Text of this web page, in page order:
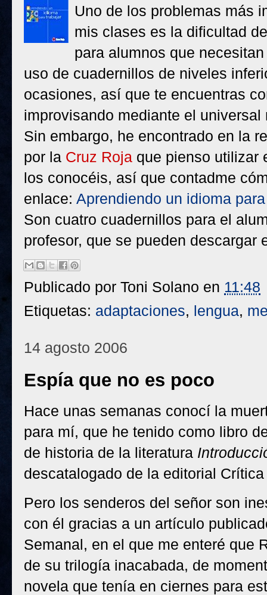
Uno de los problemas más
mis clases es la dificultad
para alumnos que
uso de cuadernillos de niveles
ocasiones, así que te encuentras
improvisando mediante el universal
Sin embargo, he encontrado en la
por la Cruz Roja que pienso utilizar
los conocéis, así que contadme
enlace: Aprendiendo un idioma
Son cuatro cuadernillos para el
profesor, que se pueden descargar
Publicado por Toni Solano en 11:48
Etiquetas: adaptaciones, lengua,
14 agosto 2006
Espía que no es poco
Hace unas semanas conocí la
para mí, que he tenido como libro
de historia de la literatura
descatalogado de la editorial
Pero los senderos del señor son
con él gracias a un artículo
Semanal, en el que me enteré que
de su trilogía inacabada, de
novela que tenía en ciernes para